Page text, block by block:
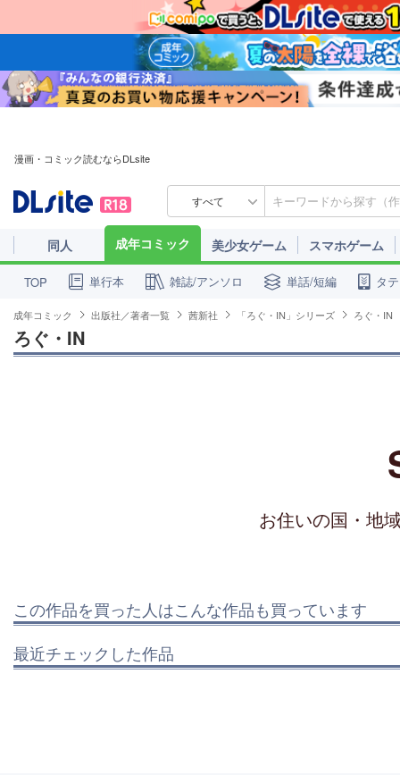
漫画・コミック読むならDLsite
すべて
同人 成年コミック 美少女ゲーム スマホゲーム
TOP 単行本 雑誌/アンソロ 単話/短編 タ
成年コミック 出版社／著者一覧 茜新社 「ろぐ・IN」シリーズ ろぐ・IN
ろぐ・IN
お住いの国・地
この作品を買った人はこんな作品も買っています
最近チェックした作品